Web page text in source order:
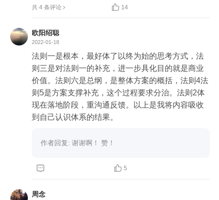
共 4 条评论  14
欧阳绍聪
2022-01-18
法则一是根本，最好体了以终为始的思考方式，法
则三是对法则一的补充，进一步具化目的就是商业
价值。法则六是总纲，是整体方案的概括，法则4法
则5是方案支撑补充，这个过程要求分治。法则2体
现在落地阶段，重沟通反馈。以上是我将内容吸收
到自己认识体系的结果。
作者回复: 谢谢啊！ 赞！
  5
周念